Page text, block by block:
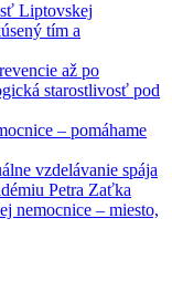
Liptovskej
tím a
až po
starostlivosť pod
– pomáhame
vzdelávanie spája
Petra Zaťka
nemocnice – miesto,